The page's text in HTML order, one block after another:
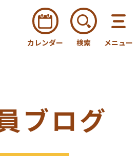
カレンダー 検索 メニュー
ブログ